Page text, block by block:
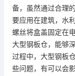
备，虽然通过合理
要应用在建筑，水
螺丝将盒盖固定在
大型钢板仓，能够
过程中，大型钢板
些问题，有可以会